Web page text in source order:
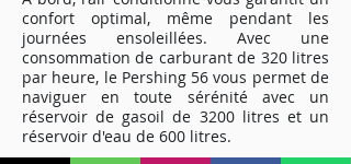
confort optimal, même pendant les
journées ensoleillées. Avec une
consommation de carburant de 320 litres
par heure, le Pershing 56 vous permet de
naviguer en toute sérénité avec un
réservoir de gasoil de 3200 litres et un
réservoir d'eau de 600 litres.